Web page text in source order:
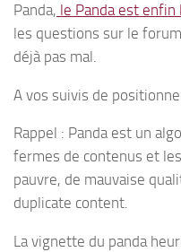
Panda, le Panda est enfin
les questions sur le
déjà pas mal.
A vos suivis de
Rappel : Panda est un
fermes de contenus et
pauvre, de mauvaise
duplicate content.
La vignette du panda